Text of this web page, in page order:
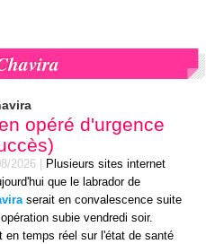
opéré d'urgence
2026
Plusieurs sites internet
que le labrador de
serait en convalescence suite
subie vendredi soir.
en temps réel sur l'état de santé